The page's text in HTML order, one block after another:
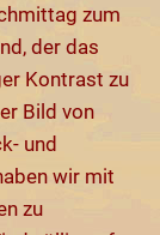
zum
der das
Kontrast zu
Bild von
und
wir mit
zu